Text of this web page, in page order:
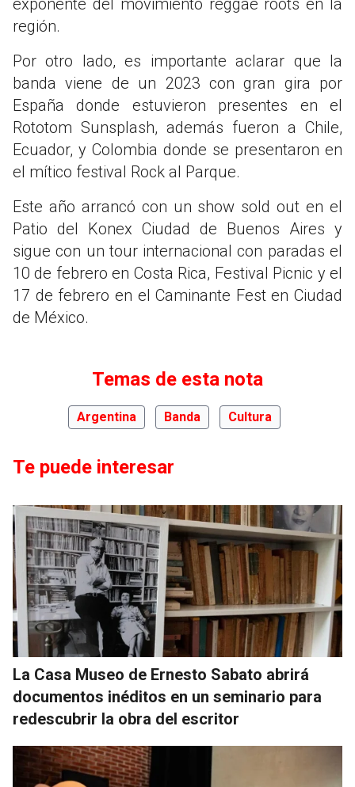
exponente del movimiento reggae roots en la
región.
Por otro lado, es importante aclarar que la
banda viene de un 2023 con gran gira por
España donde estuvieron presentes en el
Rototom Sunsplash, además fueron a Chile,
Ecuador, y Colombia donde se presentaron en
el mítico festival Rock al Parque.
Este año arrancó con un show sold out en el
Patio del Konex Ciudad de Buenos Aires y
sigue con un tour internacional con paradas el
10 de febrero en Costa Rica, Festival Picnic y el
17 de febrero en el Caminante Fest en Ciudad
de México.
Temas de esta nota
Argentina Banda Cultura
Te puede interesar
La Casa Museo de Ernesto Sabato abrirá
documentos inéditos en un seminario para
redescubrir la obra del escritor